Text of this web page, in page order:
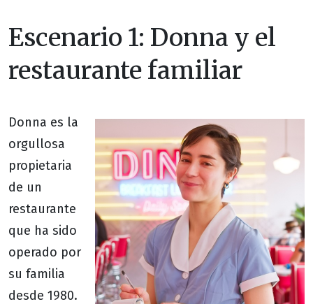
Escenario 1: Donna y el
restaurante familiar
Donna es la
orgullosa
propietaria
de un
restaurante
que ha sido
operado por
su familia
desde 1980.